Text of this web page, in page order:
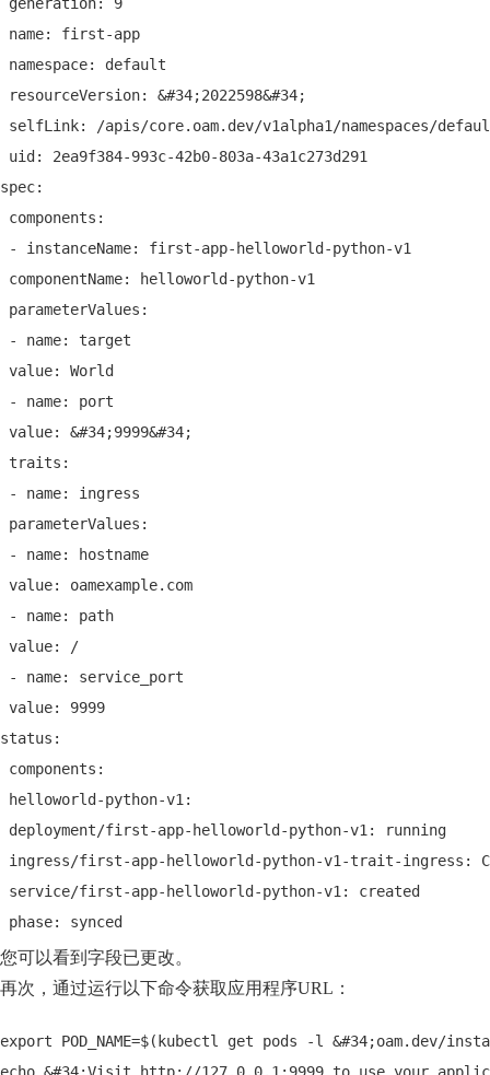
name: first-app
namespace: default
resourceVersion: &#34;2022598&#34;
selfLink: /apis/core.oam.dev/v1alpha1/namespaces/
uid: 2ea9f384-993c-42b0-803a-43a1c273d291
spec:
components:
- instanceName: first-app-helloworld-python-v1
componentName: helloworld-python-v1
parameterValues:
- name: target
value: World
- name: port
value: &#34;9999&#34;
traits:
- name: ingress
parameterValues:
- name: hostname
value: oamexample.com
- name: path
value: /
- name: service_port
value: 9999
status:
components:
helloworld-python-v1:
deployment/first-app-helloworld-python-v1: running
ingress/first-app-helloworld-python-v1-trait-ingress:
service/first-app-helloworld-python-v1: created
phase: synced
您可以看到字段已更改。
再次，通过运行以下命令获取应用程序URL：
export POD_NAME=$(kubectl get pods -l &#34;oam.dev/